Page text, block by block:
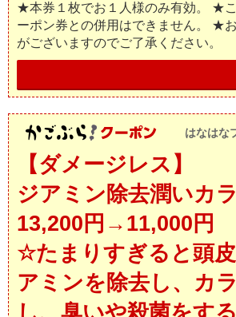
★本券１枚でお１人様のみ有効。 ★
ーポン券との併用はできません。 ★
がございますのでご了承ください。
はなはな
【ダメージレス】
ジアミン除去潤い
13,200円→11,000円
☆たまりすぎると頭
アミンを除去し、カ
し、臭いや殺菌をす